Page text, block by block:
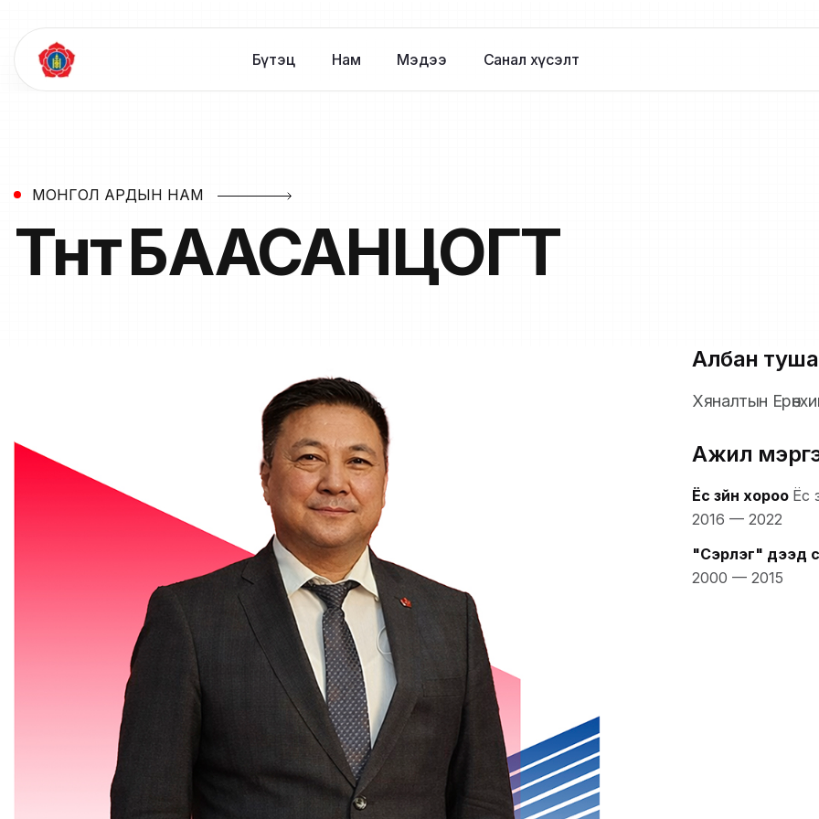
Бүтэц Нам Мэдээ Санал хүсэлт
МОНГОЛ АРДЫН НАМ
Түнтүү БААСАНЦОГТ
Албан
Хяналтын
Ажил
Ёс зүйн хороо Ёс
2016 — 2022
"Сэрүүлэг" дээд
2000 — 2015